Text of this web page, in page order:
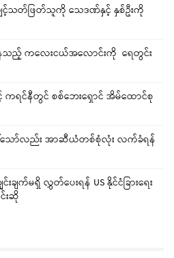
ျင့်သတ်ဖြတ်သူကို သေဒဏ်နှင့် နှစ်ဦးကို
ေသည့် ကလေးငယ်အလောင်းကို ရေတွင်း
ကရင်နီတွင် စစ်ဘေးရှောင် အိမ်ထောင်စု
သော်လည်း အာဆီယံတစ်စုံလုံး လက်ခံရန်
ချက်မရှိ လွှတ်ပေးရန် US နိုင်ငံခြားရေး
းဆို